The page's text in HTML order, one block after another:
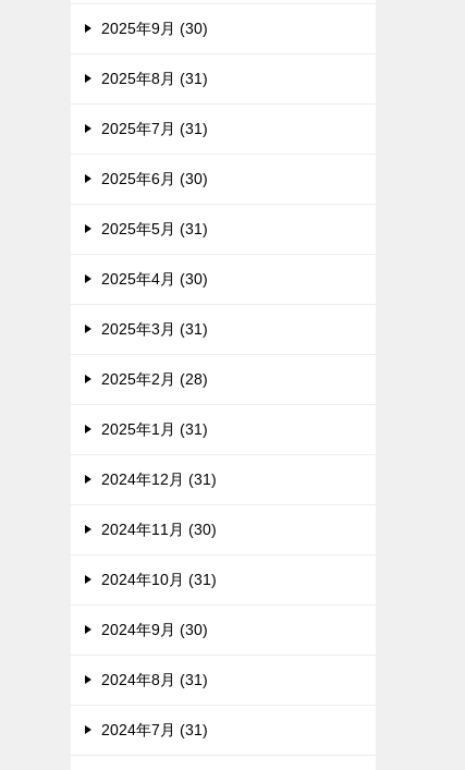
2025年9月 (30)
2025年8月 (31)
2025年7月 (31)
2025年6月 (30)
2025年5月 (31)
2025年4月 (30)
2025年3月 (31)
2025年2月 (28)
2025年1月 (31)
2024年12月 (31)
2024年11月 (30)
2024年10月 (31)
2024年9月 (30)
2024年8月 (31)
2024年7月 (31)